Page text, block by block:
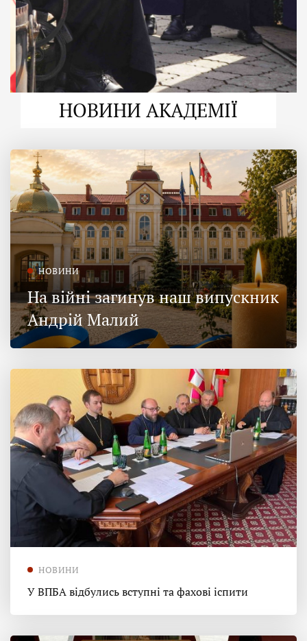
НОВИНИ АКАДЕМІЇ
НОВИНИ
На війні загинув наш випускник
Андрій Малий
НОВИНИ
У ВПБА відбулись вступні та фахові іспити